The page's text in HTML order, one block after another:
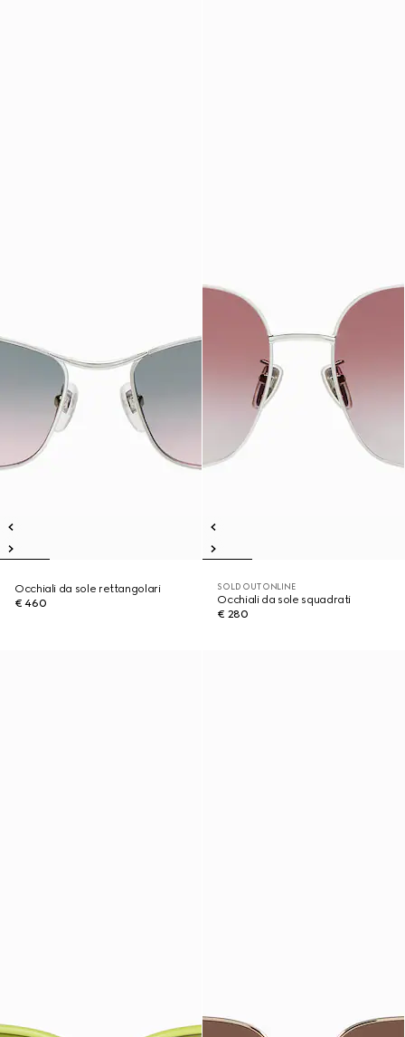
Occhiali da sole rettangolari
€ 460
SOLD OUT ONLINE
Occhiali da sole squadrati
€ 280